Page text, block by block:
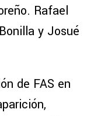
Rafael
y Josué
de FAS en